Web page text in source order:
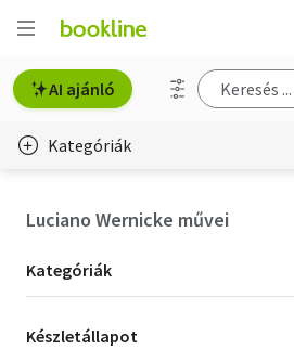
AI ajánló
Kategóriák
Hobbi, szabadidő
Luciano Wernicke művei
Kategória
szűrés
Kategóriák
Készletállapot
Készletállapot